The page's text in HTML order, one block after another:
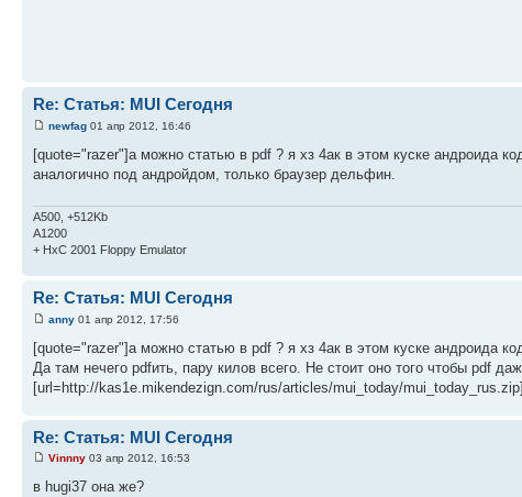
Re: Статья: MUI Сегодня
newfag 01 апр 2012, 16:46
[quote="razer"]а можно статью в pdf ? я хз 4ак в этом куске андроида
аналогично под андройдом, только браузер дельфин.
A500, +512Kb
A1200
+ HxC 2001 Floppy Emulator
Re: Статья: MUI Сегодня
anny 01 апр 2012, 17:56
[quote="razer"]а можно статью в pdf ? я хз 4ак в этом куске андроида
Да там нечего pdfить, пару килов всего. Не стоит оно того чтобы pdf
[url=http://kas1e.mikendezign.com/rus/articles/mui_today/
Re: Статья: MUI Сегодня
Vinnny 03 апр 2012, 16:53
в hugi37 она же?